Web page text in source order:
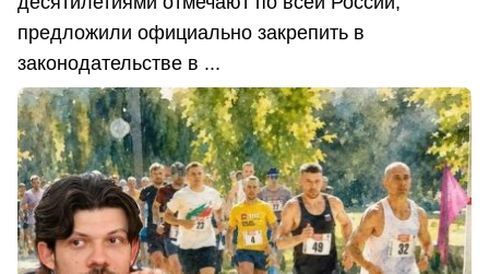
предложили официально закрепить в
законодательстве в ...